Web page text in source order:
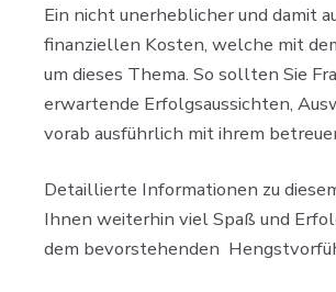
Ein nicht unerheblicher und damit
finanziellen Kosten, welche mit
um dieses Thema. So sollten Sie
erwartende Erfolgsaussichten,
vorab ausführlich mit ihrem
Detaillierte Informationen zu
Ihnen weiterhin viel Spaß und
dem bevorstehenden